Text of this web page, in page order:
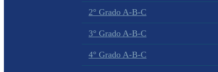
2° Grado A-B-C
3° Grado A-B-C
4° Grado A-B-C